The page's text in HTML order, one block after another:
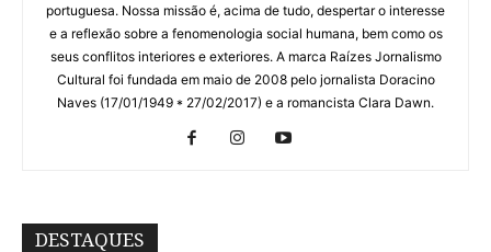
portuguesa. Nossa missão é, acima de tudo, despertar o interesse
e a reflexão sobre a fenomenologia social humana, bem como os
seus conflitos interiores e exteriores. A marca Raízes Jornalismo
Cultural foi fundada em maio de 2008 pelo jornalista Doracino
Naves (17/01/1949 * 27/02/2017) e a romancista Clara Dawn.
DESTAQUES